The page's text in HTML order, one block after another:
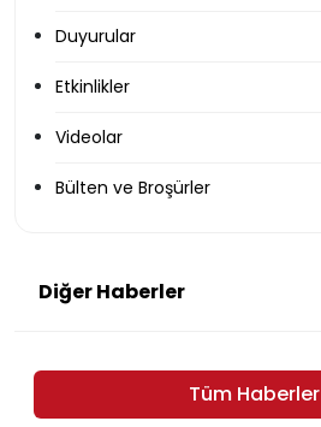
Duyurular
Etkinlikler
Videolar
Bülten ve Broşürler
Diğer Haberler
Tüm Haberler